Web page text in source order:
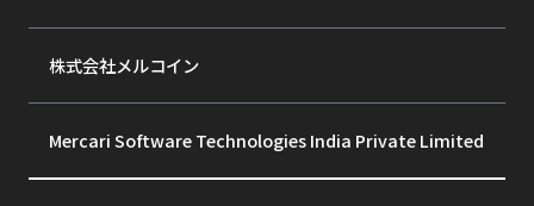
株式会社メルコイン
Mercari Software Technologies India Private Limited